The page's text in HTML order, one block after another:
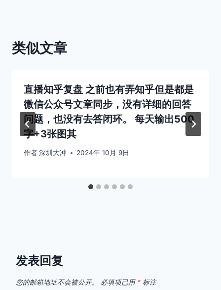
类似文章
直播知乎复盘 之前也有弄知乎但是都是
微信公众号文章同步，没有详细的回答
问题，也没有去答闭环。 每天输出500
字+3张图其
作者深圳大冲 2024年 10月 9日
发表回复
您的邮箱地址不会被公开。 必填项已用 * 标注